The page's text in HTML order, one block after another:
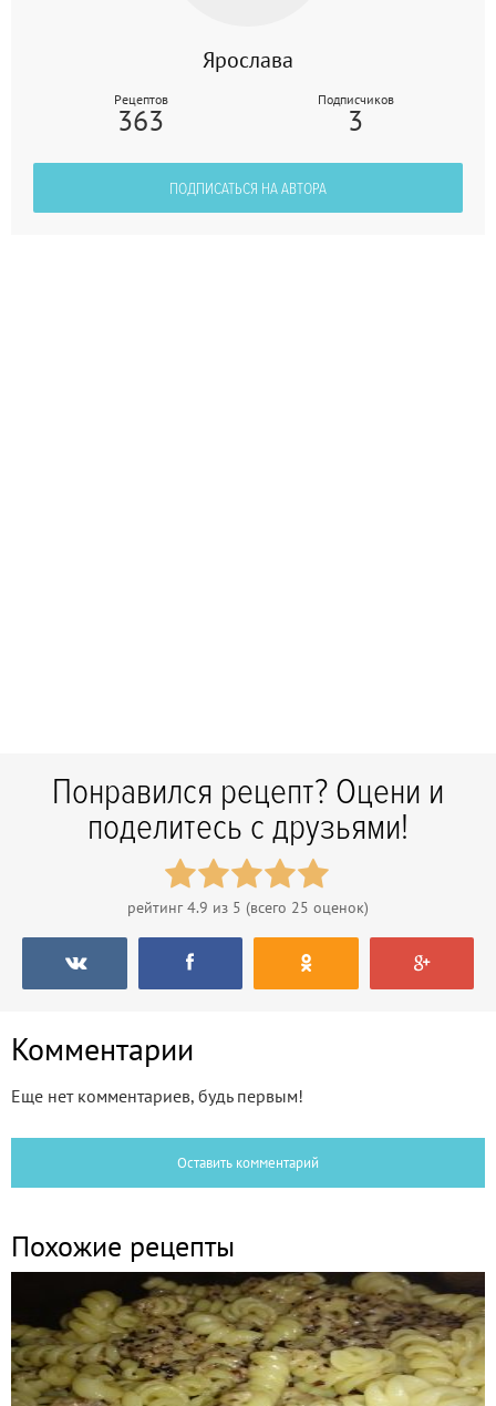
Ярослава
Рецептов
363
Подписчиков
3
ПОДПИСАТЬСЯ НА АВТОРА
Понравился рецепт? Оцени и
поделитесь с друзьями!
рейтинг4.9 из 5 (всего 25 оценок)
Комментарии
Еще нет комментариев, будь первым!
Оставить комментарий
Похожие рецепты